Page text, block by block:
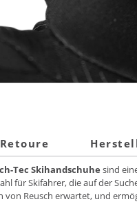
Tec Skihandschuhe sind
für Skifahrer, die auf der
Reusch erwartet, und